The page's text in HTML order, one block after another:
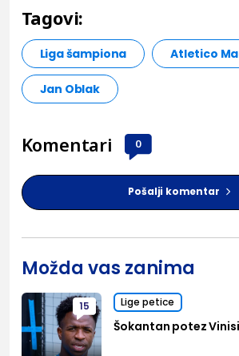
Tagovi:
Liga šampiona Atletico
Jan Oblak
Komentari 0
Pošalji komentar
Možda vas zanima
15 Lige petice
Šokantan potez